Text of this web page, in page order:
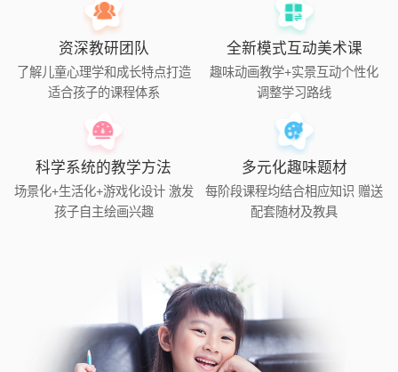
资深教研团队
了解儿童心理学和成长特点打造
适合孩子的课程体系
全新模式互动美术课
趣味动画教学+实景互动个性化
调整学习路线
科学系统的教学方法
场景化+生活化+游戏化设计 激发
孩子自主绘画兴趣
多元化趣味题材
每阶段课程均结合相应知识 赠送
配套随材及教具